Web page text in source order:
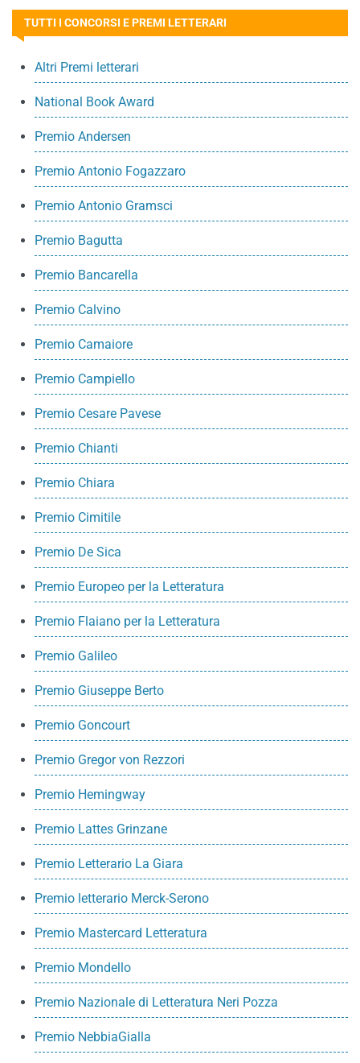
TUTTI I CONCORSI E PREMI LETTERARI
Altri Premi letterari
National Book Award
Premio Andersen
Premio Antonio Fogazzaro
Premio Antonio Gramsci
Premio Bagutta
Premio Bancarella
Premio Calvino
Premio Camaiore
Premio Campiello
Premio Cesare Pavese
Premio Chianti
Premio Chiara
Premio Cimitile
Premio De Sica
Premio Europeo per la Letteratura
Premio Flaiano per la Letteratura
Premio Galileo
Premio Giuseppe Berto
Premio Goncourt
Premio Gregor von Rezzori
Premio Hemingway
Premio Lattes Grinzane
Premio Letterario La Giara
Premio letterario Merck-Serono
Premio Mastercard Letteratura
Premio Mondello
Premio Nazionale di Letteratura Neri Pozza
Premio NebbiaGialla